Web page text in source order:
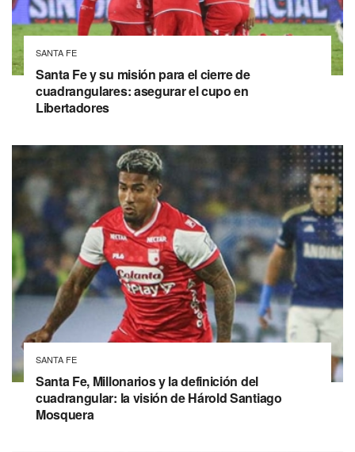
SANTA FE
Santa Fe y su misión para el cierre de
cuadrangulares: asegurar el cupo en
Libertadores
SANTA FE
Santa Fe, Millonarios y la definición del
cuadrangular: la visión de Hárold Santiago
Mosquera